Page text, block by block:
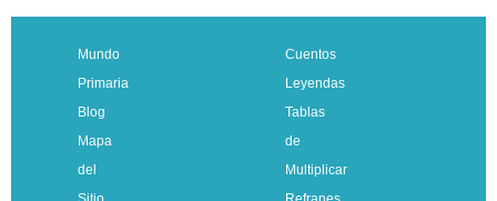
Mundo
Primaria
Blog
Mapa
del
Cuentos
Leyendas
Tablas
de
Multiplicar